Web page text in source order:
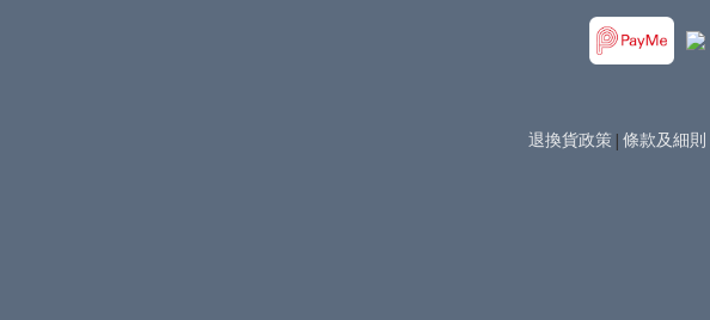
退換貨政策 | 條款及細則